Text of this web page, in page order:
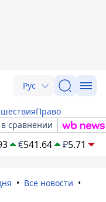
Рус
Право
сравнении
€541.64 ₽5.71
Все новости